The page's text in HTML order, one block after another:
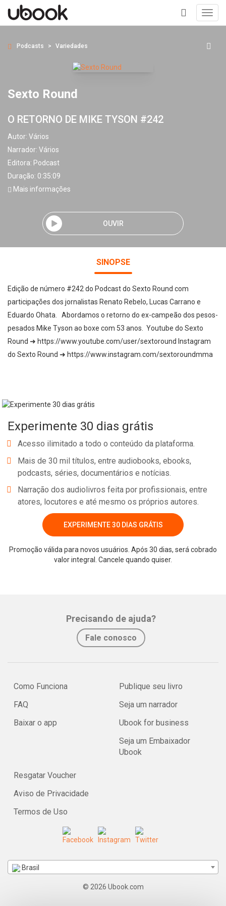
+
Podcasts Variedades
Sexto Round
O RETORNO DE MIKE TYSON #242
Autor: Vários
Narrador: Vários
Editora: Podcast
Duração: 0:35:09
Mais informações
OUVIR
SINOPSE
Edição de número #242 do Podcast do Sexto Round com
participações dos jornalistas Renato Rebelo, Lucas Carrano e
Eduardo Ohata. Abordamos o retorno do ex-campeão dos pesos-
pesados Mike Tyson ao boxe com 53 anos. Youtube do Sexto
Round ➜ https://www.youtube.com/user/sextoround Instagram
do Sexto Round ➜ https://www.instagram.com/sextoroundmma
Experimente 30 dias grátis
Acesso ilimitado a todo o conteúdo da plataforma.
Mais de 30 mil títulos, entre audiobooks, ebooks,
podcasts, séries, documentários e notícias.
Narração dos audiolivros feita por profissionais, entre
atores, locutores e até mesmo os próprios autores.
EXPERIMENTE 30 DIAS GRÁTIS
Promoção válida para novos usuários. Após 30 dias, será cobrado
valor integral. Cancele quando quiser.
Precisando de ajuda?
Fale conosco
Como Funciona
FAQ
Baixar o app
Publique seu livro
Seja um narrador
Ubook for business
Seja um Embaixador
Ubook
Resgatar Voucher
Aviso de Privacidade
Termos de Uso
Brasil
© 2026 Ubook.com
Whatsapp Facebook Twitter